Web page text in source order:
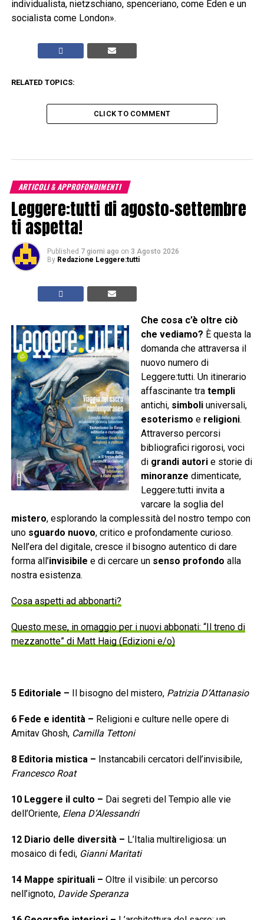
individualista, nietzschiano, spenceriano, come Eden e un
socialista come London».
RELATED TOPICS:
CLICK TO COMMENT
ARTICOLI & APPROFONDIMENTI
Leggere:tutti di agosto-settembre
ti aspetta!
Published 7 giorni ago on 3 Agosto 2026
By Redazione Leggere:tutti
Che cosa c’è oltre ciò
che vediamo? È questa la
domanda che attraversa il
nuovo numero di
Leggere:tutti. Un itinerario
affascinante tra templi
antichi, simboliuniversali,
esoterismo e religioni.
Attraverso percorsi
bibliografici rigorosi, voci
di grandi autorie storie di
minoranze dimenticate,
Leggere:tutti invita a
varcare la soglia del
mistero, esplorando la complessità del nostro tempo con
uno sguardo nuovo, critico e profondamente curioso.
Nell’era del digitale, cresce il bisogno autentico di dare
forma all’invisibile e di cercare un senso profondo alla
nostra esistenza.
Cosa aspetti ad abbonarti?
Questo mese, in omaggio per i nuovi abbonati: “Il treno di
mezzanotte” di Matt Haig (Edizioni e/o)
5 Editoriale – Il bisogno del mistero, Patrizia D’Attanasio
6 Fede e identità– Religioni e culture nelle opere di
Amitav Ghosh, Camilla Tettoni
8 Editoria mistica– Instancabili cercatori dell’invisibile,
Francesco Roat
10 Leggere il culto – Dai segreti del Tempio alle vie
dell’Oriente, Elena D’Alessandri
12 Diario delle diversità– L’Italia multireligiosa: un
mosaico di fedi, Gianni Maritati
14 Mappe spirituali– Oltre il visibile: un percorso
nell’ignoto, Davide Speranza